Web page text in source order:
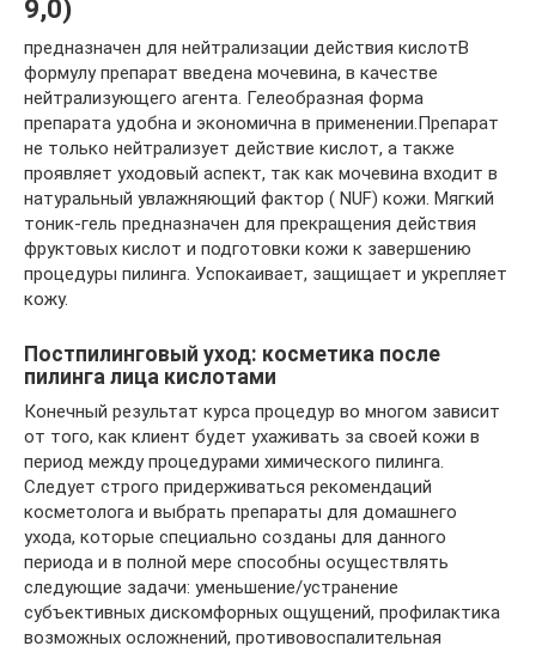
9,0)
предназначен для нейтрализации действия кислотВ
формулу препарат введена мочевина, в качестве
нейтрализующего агента. Гелеобразная форма
препарата удобна и экономична в применении.Препарат
не только нейтрализует действие кислот, а также
проявляет уходовый аспект, так как мочевина входит в
натуральный увлажняющий фактор ( NUF) кожи. Мягкий
тоник-гель предназначен для прекращения действия
фруктовых кислот и подготовки кожи к завершению
процедуры пилинга. Успокаивает, защищает и укрепляет
кожу.
Постпилинговый уход: косметика после
пилинга лица кислотами
Конечный результат курса процедур во многом зависит
от того, как клиент будет ухаживать за своей кожи в
период между процедурами химического пилинга.
Следует строго придерживаться рекомендаций
косметолога и выбрать препараты для домашнего
ухода, которые специально созданы для данного
периода и в полной мере способны осуществлять
следующие задачи: уменьшение/устранение
субъективных дискомфорных ощущений, профилактика
возможных осложнений, противовоспалительная